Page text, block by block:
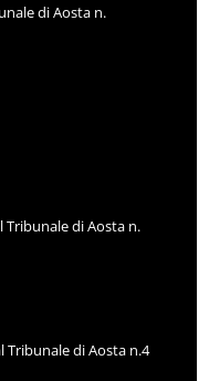
di Aosta n.
Tribunale di Aosta n.
Tribunale di Aosta n.4